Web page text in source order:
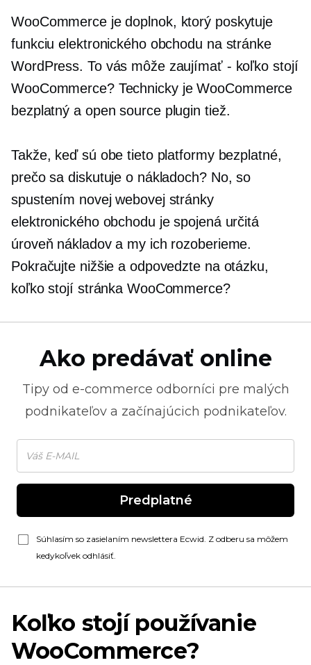
WooCommerce je doplnok, ktorý poskytuje
funkciu elektronického obchodu na stránke
WordPress. To vás môže zaujímať - koľko stojí
WooCommerce? Technicky je WooCommerce
bezplatný a open sourceplugin tiež.
Takže, keď sú obe tieto platformy bezplatné,
prečo sa diskutuje o nákladoch? No, so
spustením novej webovej stránky
elektronického obchodu je spojená určitá
úroveň nákladov a my ich rozoberieme.
Pokračujte nižšie a odpovedzte na otázku,
koľko stojí stránka WooCommerce?
Ako predávať online
Tipy od e-commerce odborníci pre malých
podnikateľov a začínajúcich podnikateľov.
Predplatné
Súhlasím so zasielaním newslettera Ecwid. Z odberu sa môžem
kedykoľvek odhlásiť.
Koľko stojí používanie
WooCommerce?